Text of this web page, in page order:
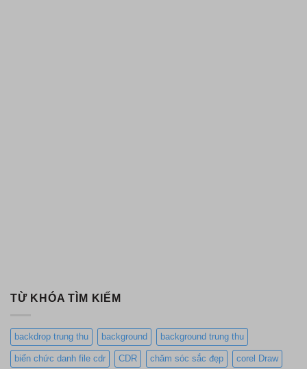
TỪ KHÓA TÌM KIẾM
backdrop trung thu background background trung thu
biển chức danh file cdr CDR chăm sóc sắc đẹp corel Draw